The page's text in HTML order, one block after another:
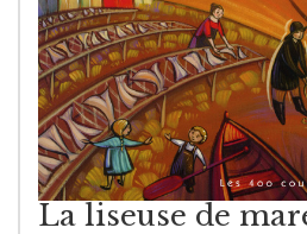
La liseuse de